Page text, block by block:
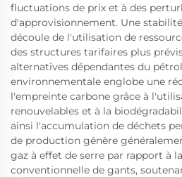
fluctuations de prix et à des
d'approvisionnement. Une
découle de l'utilisation de
des structures tarifaires plus
alternatives dépendantes du
environnementale englobe une
l'empreinte carbone grâce à
renouvelables et à la
ainsi l'accumulation de déchets
de production génère
gaz à effet de serre par rapport à
conventionnelle de gants,